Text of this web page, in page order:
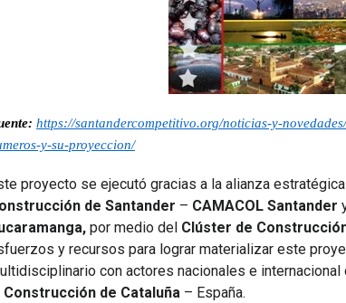
https://santandercompetitivo.org/noticias-y-
y-su-proyeccion/
proyecto se ejecutó gracias a la alianza
de Santander – CAMACOL Santander
por medio del Clúster de
y recursos para lograr materializar este
con actores nacionales e internacional
Construcción de Cataluña– España.